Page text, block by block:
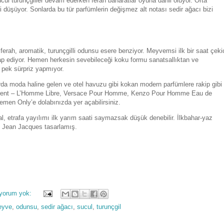
düşüyor. Sonlarda bu tür parfümlerin değişmez alt notası sedir ağacı bizi
aromatik, turunçgilli odunsu esere benziyor. Meyvemsi ilk bir saat
ediyor. Hemen herkesin sevebileceği koku formu sanatsallıktan ve
sürpriz yapmıyor.
moda haline gelen ve otel havuzu gibi kokan modern parfümlere rakip gibi
– L’Homme Libre, Versace Pour Homme, Kenzo Pour Homme Eau de
Only’e dolabınızda yer açabilirsiniz.
etrafa yayılımı ilk yarım saati saymazsak düşük denebilir. İlkbahar-yaz
Jacques tasarlamış.
yok:
, odunsu, sedir ağacı, sucul , turunçgil